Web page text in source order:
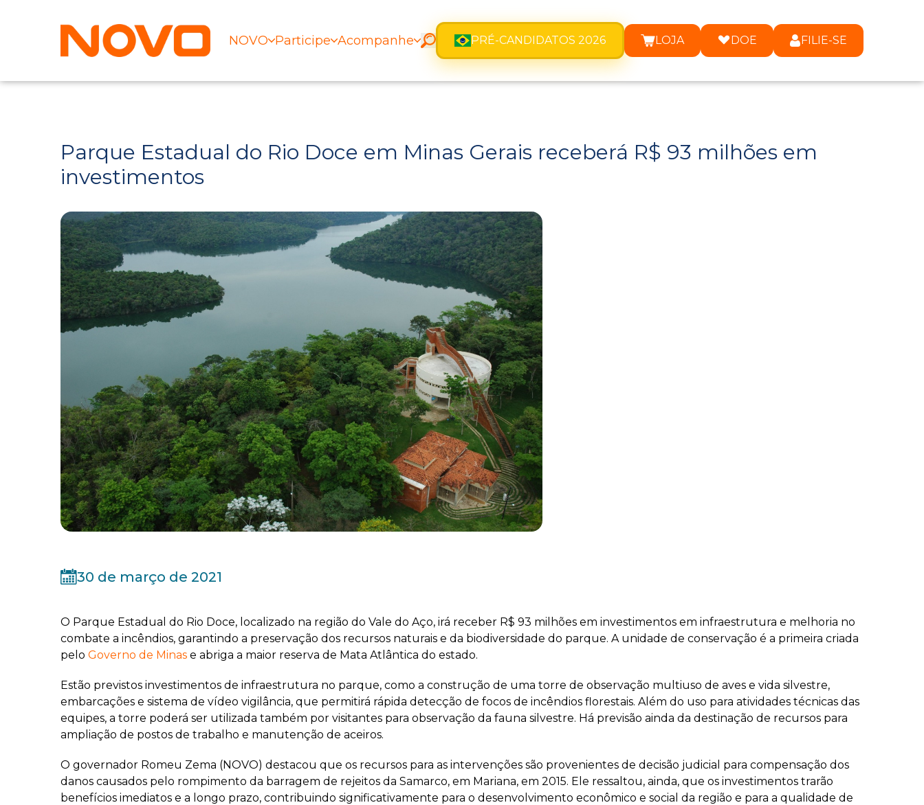
NOVO Participe Acompanhe PRÉ-CANDIDATOS 2026 LOJA DOE FILIE-SE
Parque Estadual do Rio Doce em Minas Gerais receberá R$ 93 milhões em
investimentos
30 de março de 2021
O Parque Estadual do Rio Doce, localizado na região do Vale do Aço, irá receber R$ 93 milhões em investimentos em infraestrutura e melhoria no
combate a incêndios, garantindo a preservação dos recursos naturais e da biodiversidade do parque. A unidade de conservação é a primeira criada
pelo Governo de Minas e abriga a maior reserva de Mata Atlântica do estado.
Estão previstos investimentos de infraestrutura no parque, como a construção de uma torre de observação multiuso de aves e vida silvestre,
embarcações e sistema de vídeo vigilância, que permitirá rápida detecção de focos de incêndios florestais. Além do uso para atividades técnicas das
equipes, a torre poderá ser utilizada também por visitantes para observação da fauna silvestre. Há previsão ainda da destinação de recursos para
ampliação de postos de trabalho e manutenção de aceiros.
O governador Romeu Zema (NOVO) destacou que os recursos para as intervenções são provenientes de decisão judicial para compensação dos
danos causados pelo rompimento da barragem de rejeitos da Samarco, em Mariana, em 2015. Ele ressaltou, ainda, que os investimentos trarão
benefícios imediatos e a longo prazo, contribuindo significativamente para o desenvolvimento econômico e social da região e para a qualidade de